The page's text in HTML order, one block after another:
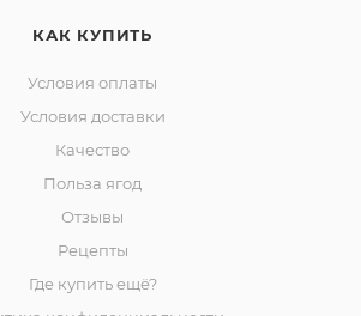
КАК КУПИТЬ
Условия оплаты
Условия доставки
Качество
Польза ягод
Отзывы
Рецепты
Где купить ещё?